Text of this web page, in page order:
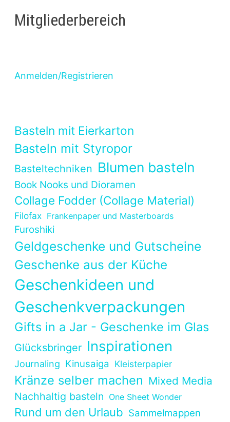
Mitgliederbereich
Anmelden/Registrieren
Basteln mit Eierkarton
Basteln mit Styropor
Basteltechniken Blumen basteln
Book Nooks und Dioramen
Collage Fodder (Collage Material)
Filofax Frankenpaper und Masterboards
Furoshiki
Geldgeschenke und Gutscheine
Geschenke aus der Küche
Geschenkideen und
Geschenkverpackungen
Gifts in a Jar - Geschenke im Glas
Glücksbringer Inspirationen
Journaling Kinusaiga Kleisterpapier
Kränze selber machen Mixed Media
Nachhaltig basteln One Sheet Wonder
Rund um den Urlaub Sammelmappen